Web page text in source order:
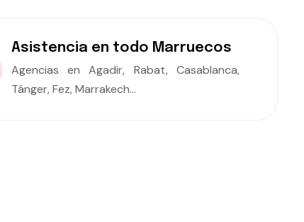
Asistencia en todo Marruecos
Agencias en Agadir, Rabat, Casablanca,
Tánger, Fez, Marrakech...